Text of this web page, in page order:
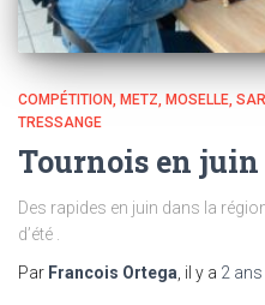
COMPÉTITION METZ MOSELLE
TRESSANGE
Tournois en juin
Des rapides en juin dans la
d’été .
Par Francois Ortega , il y a 2 ans